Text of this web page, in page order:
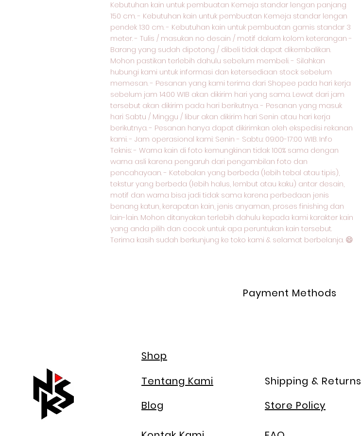
Kebutuhan kain untuk pembuatan Kemeja standar lengan panjang
150 cm. - Kebutuhan kain untuk pembuatan Kemeja standar lengan
pendek 130 cm. - Kebutuhan kain untuk pembuatan gamis standar 3
meter. - Tulis / masukan no desain / motif dalam kolom keterangan -
Barang yang sudah dipotong / dibeli tidak dapat dikembalikan.
Mohon pastikan terlebih dahulu sebelum membeli. - Silahkan
hubungi kami untuk informasi dan ketersediaan stock sebelum
memesan. - Pesanan yang kami terima dari Shopee pada hari kerja
sebelum jam 14:00 WIB akan dikirim hari yang sama. Lewat dari jam
tersebut akan dikirim pada hari berikutnya. - Pesanan yang masuk
hari Sabtu / Minggu / libur akan dikirim hari Senin atau hari kerja
berikutnya. - Pesanan hanya dapat dikirimkan oleh ekspedisi rekanan
kami. - Jam operasional kami: Senin - Sabtu: 09:00-17:00 WIB. Info
Teknis: - Warna kain di foto kemungkinan tidak 100% sama dengan
warna asli karena pengaruh dari pengambilan foto dan
pencahayaan. - Ketebalan yang berbeda (lebih tebal atau tipis),
tekstur yang berbeda (lebih halus, lembut atau kaku) antar desain,
motif dan warna bisa jadi tidak sama karena perbedaan jenis
benang katun, kerapatan kain, jenis anyaman, proses finishing dan
lain-lain. Mohon ditanyakan terlebih dahulu kepada kami karakter kain
yang anda pilih dan cocok untuk apa peruntukan kain tersebut.
Terima kasih sudah berkunjung ke toko kami & selamat berbelanja. 😄
Payment Methods
Shop
Tentang Kami
Blog
Shipping & Returns
Store Policy